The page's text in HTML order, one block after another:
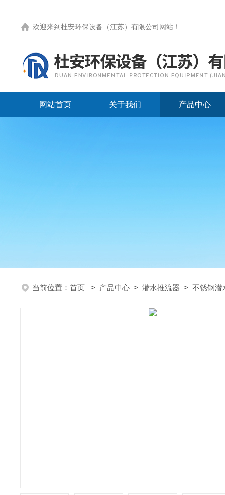
欢迎来到 杜安环保设备（江苏）有限公司网站 ！
网站首页 关于我们 产品中心
当前位置： 首页 > 产品中心 > 潜水推流器 > 不锈钢潜